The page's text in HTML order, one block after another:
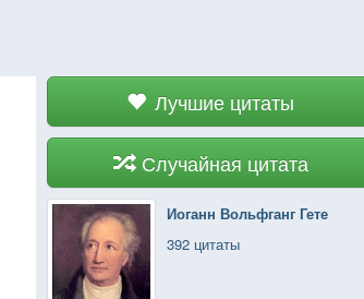
Лучшие цитаты
Случайная цитата
Иоганн Вольфганг Гете
392 цитаты